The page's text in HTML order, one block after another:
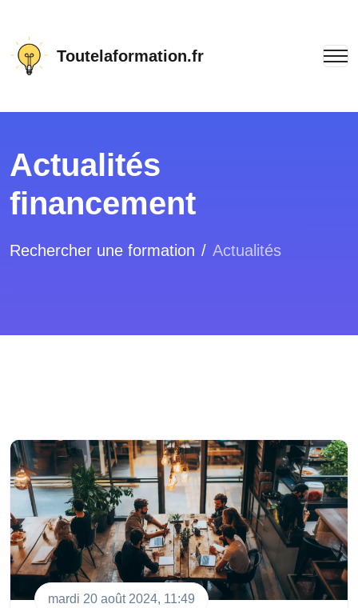
Toutelaformation.fr
Actualités
financement
Rechercher une formation Actualités
mardi 20 août 2024, 11:49